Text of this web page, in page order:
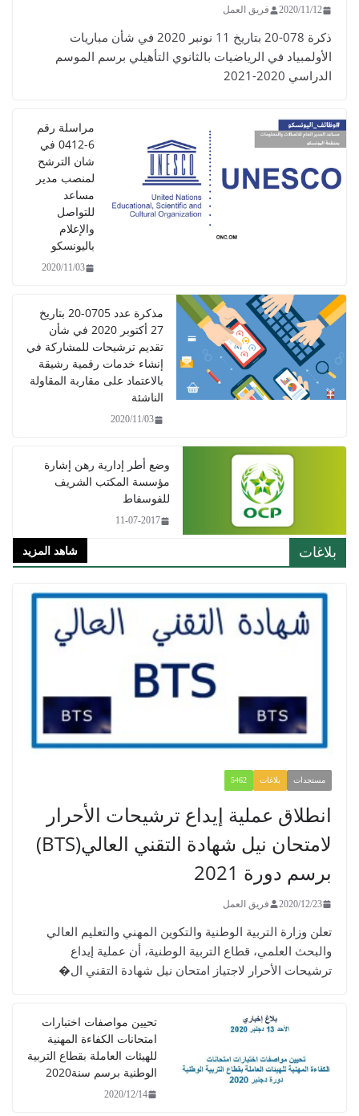
2020/11/12 فريق العمل
ذكرة 078-20 بتاريخ 11 نونبر 2020 في شأن مباريات
الأولمبياد في الرياضيات بالثانوي التأهيلي برسم الموسم
الدراسي 2020-2021
مراسلة رقم
6-0412 في
شان الترشح
لمنصب مدير
مساعد
للتواصل
والإعلام
باليونسكو
2020/11/03
مذكرة عدد 0705-20 بتاريخ
27 أكتوبر 2020 في شأن
تقديم ترشيحات للمشاركة في
إنشاء خدمات رقمية رشيقة
بالاعتماد على مقاربة المقاولة
الناشئة
2020/11/03
وضع أطر إدارية رهن إشارة
مؤسسة المكتب الشريف
للفوسفاط
11-07-2017
بلاغات شاهد المزيد
مستجدات بلاغات 5462
انطلاق عملية إيداع ترشيحات الأحرار
لامتحان نيل شهادة التقني العالي(BTS)
برسم دورة 2021
2020/12/23 فريق العمل
تعلن وزارة التربية الوطنية والتكوين المهني والتعليم العالي
والبحث العلمي، قطاع التربية الوطنية، أن عملية إيداع
ترشيحات الأحرار لاجتياز امتحان نيل شهادة التقني ال�
تحيين مواصفات اختبارات
امتحانات الكفاءة المهنية
للهيئات العاملة بقطاع التربية
الوطنية برسم سنة2020
2020/12/14